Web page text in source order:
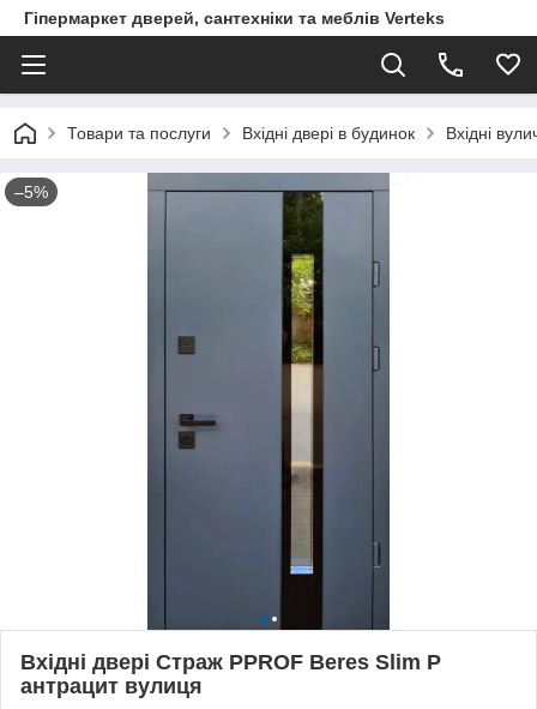
Гіпермаркет дверей, сантехніки та меблів Verteks
Товари та послуги Вхідні двері в будинок Вхідні
–5%
Вхідні двері Страж PPROF Beres Slim P
антрацит вулиця